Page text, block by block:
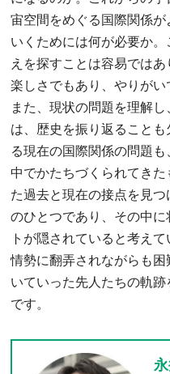
宙空間をめぐる国際関係
いくためには何が必要か
えを探すことは容易では
楽しさでもあり、やりがい
また、現状の問題を理解
は、歴史を振り返ること
る現在の国際関係の問題
中でかたちづくられてき
た過去と現在の接点を見
のひとつであり、その中
トが隠されていると考え
情勢に翻弄されながらも
いていった先人たちの軌
です。